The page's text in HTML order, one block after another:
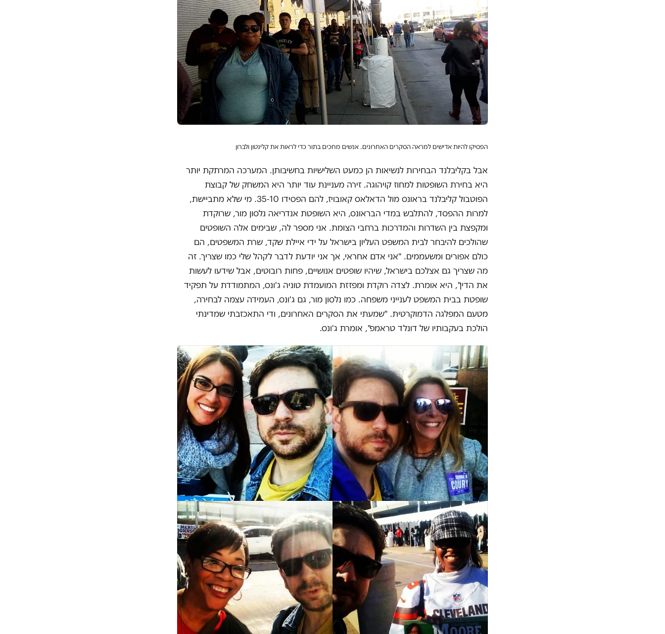
הפסיקו להיות אדישים למראה הסקרים האחרונים. אנשים מחכים בתור כדי לראות את קלינטון ולברון
אבל בקליבלנד הבחירות לנשיאות הן כמעט השלישיות בחשיבותן. המערכה המרתקת יותר
היא בחירת השופטות למחוז קויהוגה. זירה מעניינת עוד יותר היא המשחק של קבוצת
הפוטבול קליבלנד בראונס מול הדאלאס קאובויז, להם הפסידו 35-10. מי שלא מתביישת,
למרות ההפסד, להתלבש במדי הבראונס, היא השופטת אנדריאה נלסון מור, שרוקדת
ומקפצת בין השדרות והמדרכות ברחבי הצומת. אני מספר לה, שבימים אלה השופטים
שהולכים להיבחר לבית המשפט העליון בישראל על ידי איילת שקד, שרת המשפטים, הם
כולם אפורים ומשעממים. "אני אדם אחראי, אך אני יודעת לדבר לקהל שלי כמו שצריך. זה
מה שצריך גם אצלכם בישראל, שיהיו שופטים אנושיים, פחות רובוטים, אבל שידעו לעשות
את הדין", היא אומרת. לצדה רוקדת ומפזזת המועמדת טוניה ג'ונס, המתמודדת על תפקיד
שופטת בבית המשפט לענייני משפחה. כמו נלסון מור, גם ג'ונס, העמידה עצמה לבחירה,
מטעם המפלגה הדמוקרטית. "שמעתי את הסקרים האחרונים, ודי התאכזבתי שמדינתי
הולכת בעקבותיו של דונלד טראמפ", אומרת ג'ונס.